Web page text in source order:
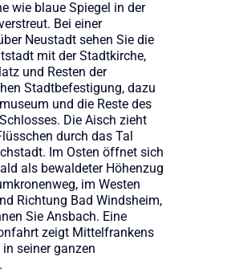
wie blaue Spiegel in der
Bei einer
Neustadt sehen Sie die
mit der Stadtkirche,
und Resten der
Stadtbefestigung, dazu
und die Reste des
Die Aisch zieht
durch das Tal
Im Osten öffnet sich
als bewaldeter Höhenzug
im Westen
Richtung Bad Windsheim,
Sie Ansbach. Eine
zeigt Mittelfrankens
seiner ganzen